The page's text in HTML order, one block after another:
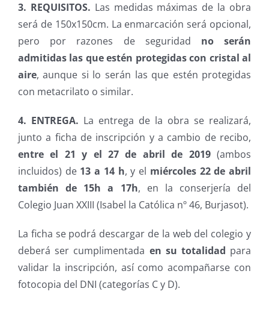
3. REQUISITOS. Las medidas máximas de la obra
será de 150x150cm. La enmarcación será opcional,
pero por razones de seguridad no serán
admitidas las que estén protegidas con cristal al
aire, aunque si lo serán las que estén protegidas
con metacrilato o similar.
4. ENTREGA. La entrega de la obra se realizará,
junto a ficha de inscripción y a cambio de recibo,
entre el 21 y el 27 de abril de 2019(ambos
incluidos) de 13 a 14 h, y el miércoles 22 de abril
también de 15h a 17h, en la conserjería del
Colegio Juan XXIII (Isabel la Católica nº 46, Burjasot).
La ficha se podrá descargar de la web del colegio y
deberá ser cumplimentada en su totalidad para
validar la inscripción, así como acompañarse con
fotocopia del DNI (categorías C y D).